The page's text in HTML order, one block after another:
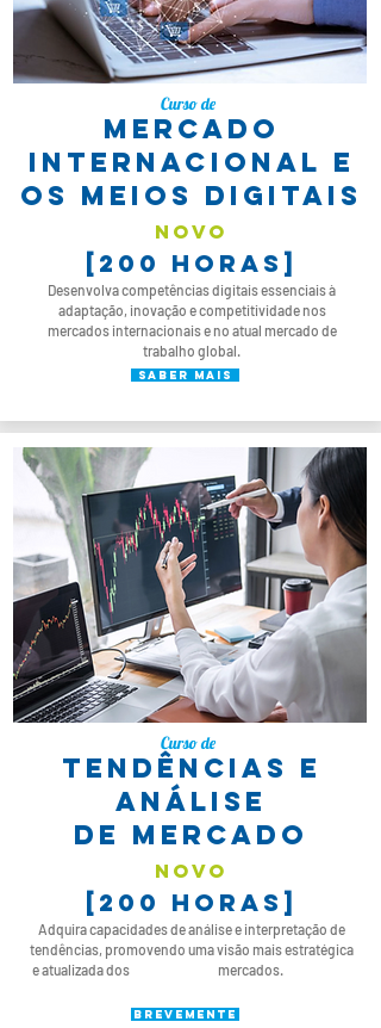
Curso de
MERCADO
INTERNACIONAL E
OS MEIOS DIGITAIS
novo
[200 horas]
Desenvolva competências digitais essenciais à
adaptação, inovação e competitividade nos
mercados internacionais e no atual mercado de
trabalho global.
saber mais
Curso de
TendênciAS e
análise
de mercado
novo
[200 horas]
Adquira capacidades de análise e interpretação de
tendências, promovendo uma visão mais estratégica
e atualizada dos mercados.
BREVEMENTE